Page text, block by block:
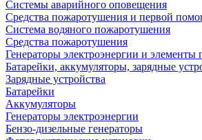
Системы аварийного оповещения
Средства пожаротушения и первой
Система водяного пожаротушения
Средства пожаротушения
Генераторы электроэнергии и элементы
Батарейки, аккумуляторы, зарядные
Зарядные устройства
Батарейки
Аккумуляторы
Генераторы электроэнергии
Бензо-дизельные генераторы